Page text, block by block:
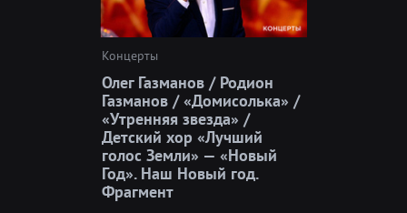
Концерты
Олег Газманов / Родион
Газманов / «Домисолька» /
«Утренняя звезда» /
Детский хор «Лучший
голос Земли» — «Новый
Год». Наш Новый год.
Фрагмент